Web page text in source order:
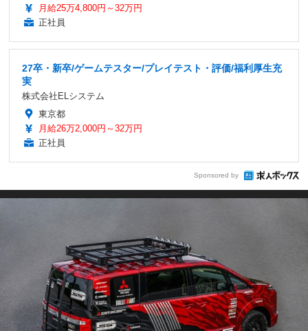
月給25万4,800円～32万円
正社員
27卒・新卒/ゲームテスター/プレイテスト・評価/福利厚生充
実
株式会社ELシステム
東京都
月給26万2,000円～32万円
正社員
Sponsored by